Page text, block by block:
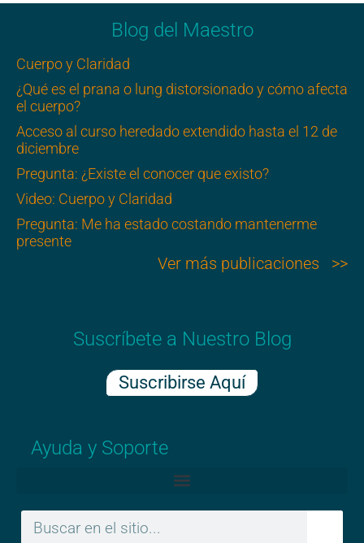
Blog del Maestro
Cuerpo y Claridad
¿Qué es el prana o lung distorsionado y cómo afecta
el cuerpo?
Acceso al curso heredado extendido hasta el 12 de
diciembre
Pregunta: ¿Existe el conocer que existo?
Video: Cuerpo y Claridad
Pregunta: Me ha estado costando mantenerme
presente
Ver más publicaciones >>
Suscríbete a Nuestro Blog
Suscribirse Aquí
Ayuda y Soporte
Buscar